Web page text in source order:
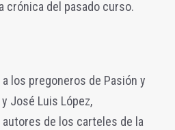
crónica del pasado curso.
los pregoneros de Pasión y
José Luis López,
de los carteles de la